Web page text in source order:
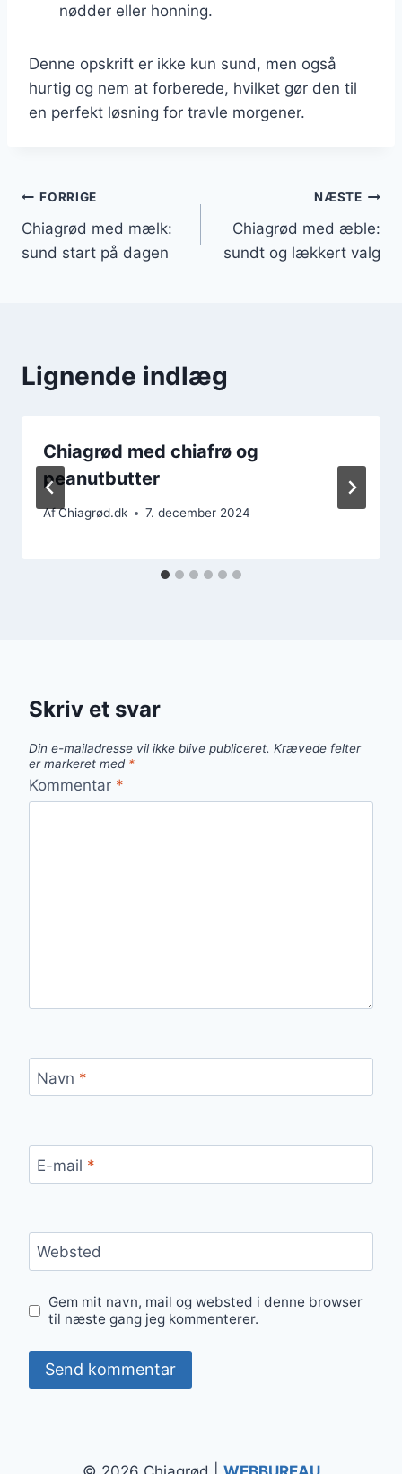
nødder eller honning.
Denne opskrift er ikke kun sund, men også
hurtig og nem at forberede, hvilket gør den til
en perfekt løsning for travle morgener.
Indlægsnavigation
FORRIGE
Chiagrød med mælk:
sund start på dagen
NÆSTE
Chiagrød med æble:
sundt og lækkert valg
Lignende indlæg
Chiagrød med chiafrø og
peanutbutter
AfChiagrød.dk 7. december 2024
Skriv et svar
Din e-mailadresse vil ikke blive publiceret. Krævede felter
er markeret med *
Kommentar *
Navn *
E-mail *
Websted
Gem mit navn, mail og websted i denne browser
til næste gang jeg kommenterer.